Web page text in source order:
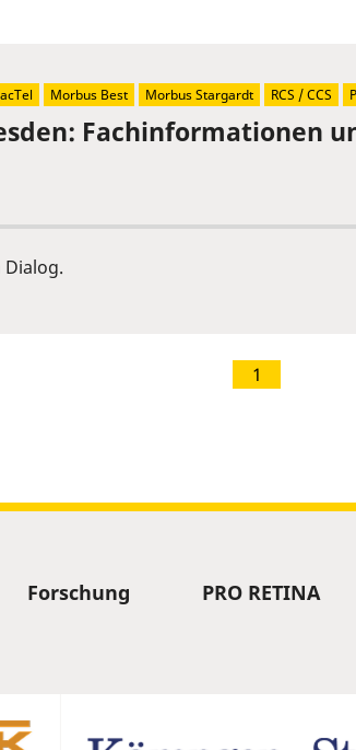
Fachinformationen
Dialog.
Morbus Best Morbus Stargardt RCS / CCS
1
Forschung PRO RETINA